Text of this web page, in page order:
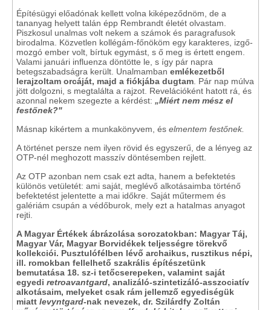
Építésügyi előadónak kellett volna kiképeződnöm, de a
tananyag helyett talán épp Rembrandt életét olvastam.
Piszkosul unalmas volt nekem a számok és paragrafusok
birodalma. Közvetlen kollégám-főnököm egy karakteres, izgő-
mozgó ember volt, bírtuk egymást, s ő meg is értett engem.
Valami januári influenza döntötte le, s így pár napra
betegszabadságra került. Unalmamban emlékezetből
lerajzoltam orcáját, majd a fiókjába dugtam . Pár nap múlva
jött dolgozni, s megtalálta a rajzot. Revelációként hatott rá, és
azonnal nekem szegezte a kérdést: „Miért nem mész el
festőnek?"
Másnap kikértem a munkakönyvem, és elmentem festőnek.
A történet persze nem ilyen rövid és egyszerű, de a lényeg az
OTP-nél meghozott masszív döntésemben rejlett.
Az OTP azonban nem csak ezt adta, hanem a befektetés
különös vetületét: ami saját, meglévő alkotásaimba történő
befektetést jelentette a mai időkre. Saját műtermem és
galériám csupán a védőburok, mely ezt a hatalmas anyagot
rejti.
A Magyar Értékek ábrázolása sorozatokban: Magyar Táj,
Magyar Vár, Magyar Borvidékek teljességre törekvő
kollekciói. Pusztulófélben lévő archaikus, rusztikus népi,
ill. romokban fellelhető szakrális építészetünk
bemutatása 18. sz-i tetőcserepeken, valamint saját
egyedi retroavantgard, analizáló-szintetizáló-asszociatív
alkotásaim, melyeket csak rám jellemző egyediségük
miatt levyntgard-nak nevezek, dr. Szilárdfy Zoltán